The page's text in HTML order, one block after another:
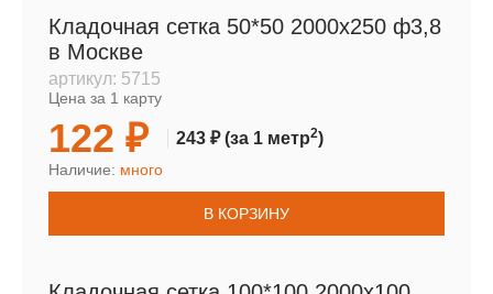
Кладочная сетка 50*50 2000х250 ф3,8
в Москве
артикул: 5715
Цена за 1 карту
122 ₽ 243 ₽(за 1 метр2)
Наличие: много
В КОРЗИНУ